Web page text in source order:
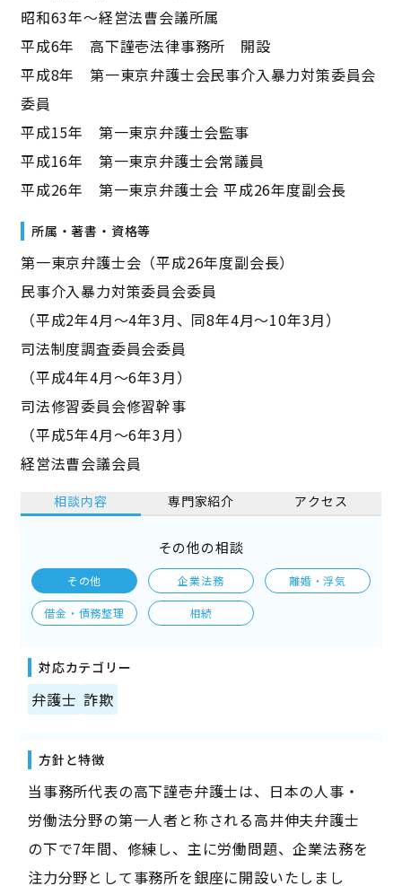
昭和63年～経営法曹会議所属
平成6年 高下謹壱法律事務所 開設
平成8年 第一東京弁護士会民事介入暴力対策委員会
委員
平成15年 第一東京弁護士会監事
平成16年 第一東京弁護士会常議員
平成26年 第一東京弁護士会 平成26年度副会長
所属・著書・資格等
第一東京弁護士会（平成26年度副会長）
民事介入暴力対策委員会委員
（平成2年4月～4年3月、同8年4月～10年3月）
司法制度調査委員会委員
（平成4年4月～6年3月）
司法修習委員会修習幹事
（平成5年4月～6年3月）
経営法曹会議会員
相談内容 専門家紹介 アクセス
その他の相談
その他 企業法務 離婚・浮気
借金・債務整理 相続
対応カテゴリー
弁護士 詐欺
方針と特徴
当事務所代表の高下謹壱弁護士は、日本の人事・
労働法分野の第一人者と称される高井伸夫弁護士
の下で7年間、修練し、主に労働問題、企業法務を
注力分野として事務所を銀座に開設いたしまし